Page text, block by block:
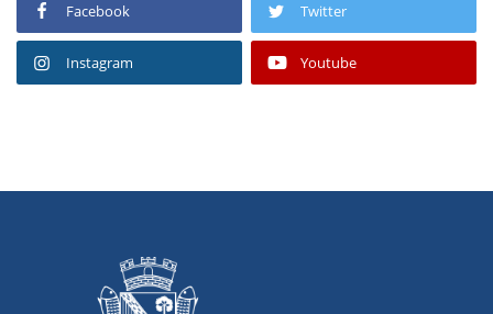
Facebook Twitter
Instagram Youtube